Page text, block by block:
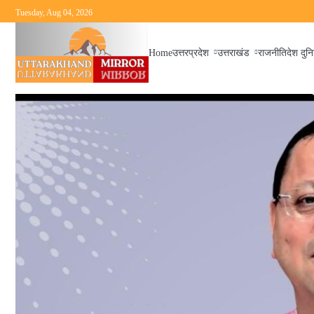
Skip
to
Tuesday, Aug 04, 2026
Homeउत्तरप्रदेश उत्तराखंड राजनीतिदेश